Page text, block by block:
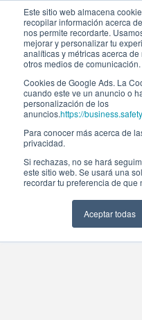
Este sitio web almacena
recopilar información acerca
nos permite recordarte.
mejorar y personalizar tu
analíticas y métricas acerca
otros medios de comunicación.
Cookies de Google Ads. La
cuando este ve un anuncio o
personalización de los
anuncios.https://
Para conocer más acerca de
privacidad.
Si rechazas, no se hará
este sitio web. Se usará una
recordar tu preferencia de que
Aceptar todas